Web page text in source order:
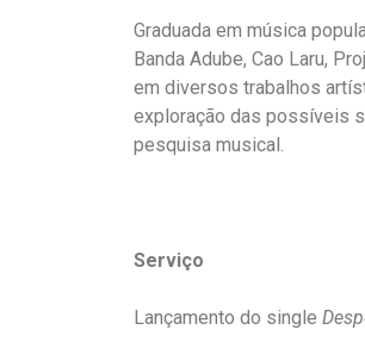
Graduada em música
Banda Adube, Cao Laru,
em diversos trabalhos
exploração das possíveis
pesquisa musical.
Serviço
Lançamento do single